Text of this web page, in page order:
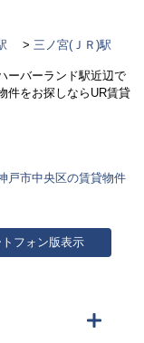
三ノ宮(ＪＲ)駅
ーバーランド駅近辺で
件をお探しならUR賃貸
戸市中央区の賃貸物件
トフォン版表示